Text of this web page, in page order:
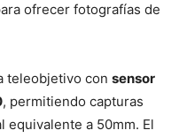
ofrecer fotografías de
teleobjetivo con sensor
, permitiendo capturas
equivalente a 50mm. El